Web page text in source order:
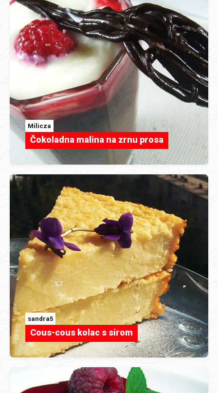
Milicza
Čokoladna malina na zrnu prosa
sandra5
Cous-cous kolac s sirom